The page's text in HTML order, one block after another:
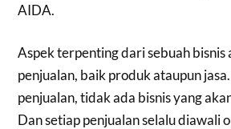
AIDA.
Aspek terpenting dari sebuah bisnis
penjualan, baik produk ataupun
penjualan, tidak ada bisnis yang
Dan setiap penjualan selalu diawali